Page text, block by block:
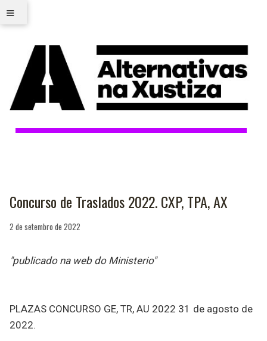
≡
Concurso de Traslados 2022. CXP, TPA, AX
2 de setembro de 2022
"publicado na web do Ministerio"
PLAZAS CONCURSO GE, TR, AU 2022 31 de agosto de
2022.